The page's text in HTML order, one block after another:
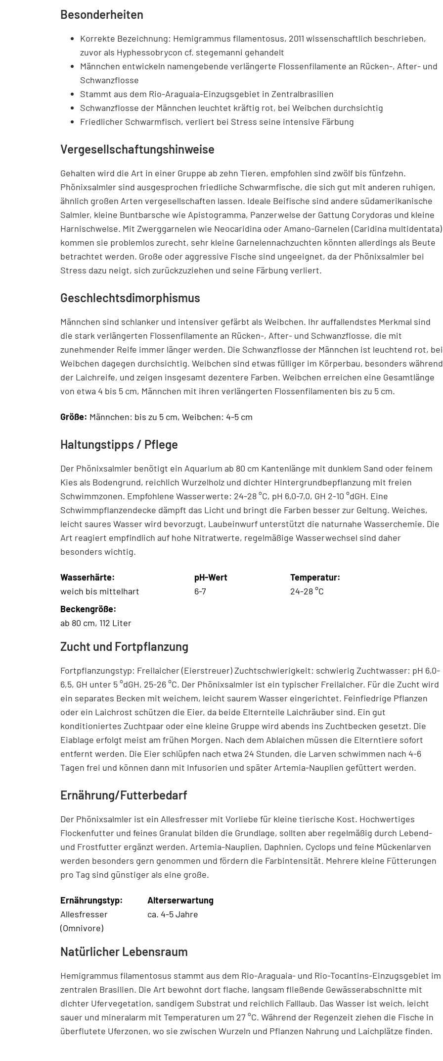
Besonderheiten
Korrekte Bezeichnung: Hemigrammus filamentosus, 2011 wissenschaftlich beschrieben,
zuvor als Hyphessobrycon cf. stegemanni gehandelt
Männchen entwickeln namengebende verlängerte Flossenfilamente an Rücken-, After- und
Schwanzflosse
Stammt aus dem Rio-Araguaia-Einzugsgebiet in Zentralbrasilien
Schwanzflosse der Männchen leuchtet kräftig rot, bei Weibchen durchsichtig
Friedlicher Schwarmfisch, verliert bei Stress seine intensive Färbung
Vergesellschaftungshinweise
Gehalten wird die Art in einer Gruppe ab zehn Tieren, empfohlen sind zwölf bis fünfzehn.
Phönixsalmler sind ausgesprochen friedliche Schwarmfische, die sich gut mit anderen ruhigen,
ähnlich großen Arten vergesellschaften lassen. Ideale Beifische sind andere südamerikanische
Salmler, kleine Buntbarsche wie Apistogramma, Panzerwelse der Gattung Corydoras und kleine
Harnischwelse. Mit Zwerggarnelen wie Neocaridina oder Amano-Garnelen (Caridina multidentata)
kommen sie problemlos zurecht, sehr kleine Garnelennachzuchten könnten allerdings als Beute
betrachtet werden. Große oder aggressive Fische sind ungeeignet, da der Phönixsalmler bei
Stress dazu neigt, sich zurückzuziehen und seine Färbung verliert.
Geschlechtsdimorphismus
Männchen sind schlanker und intensiver gefärbt als Weibchen. Ihr auffallendstes Merkmal sind
die stark verlängerten Flossenfilamente an Rücken-, After- und Schwanzflosse, die mit
zunehmender Reife immer länger werden. Die Schwanzflosse der Männchen ist leuchtend rot, bei
Weibchen dagegen durchsichtig. Weibchen sind etwas fülliger im Körperbau, besonders während
der Laichreife, und zeigen insgesamt dezentere Farben. Weibchen erreichen eine Gesamtlänge
von etwa 4 bis 5 cm, Männchen mit ihren verlängerten Flossenfilamenten bis zu 5 cm.
Größe: Männchen: bis zu 5 cm, Weibchen: 4-5 cm
Haltungstipps / Pflege
Der Phönixsalmler benötigt ein Aquarium ab 80 cm Kantenlänge mit dunklem Sand oder feinem
Kies als Bodengrund, reichlich Wurzelholz und dichter Hintergrundbepflanzung mit freien
Schwimmzonen. Empfohlene Wasserwerte: 24-28 °C, pH 6,0-7,0, GH 2-10 °dGH. Eine
Schwimmpflanzendecke dämpft das Licht und bringt die Farben besser zur Geltung. Weiches,
leicht saures Wasser wird bevorzugt, Laubeinwurf unterstützt die naturnahe Wasserchemie. Die
Art reagiert empfindlich auf hohe Nitratwerte, regelmäßige Wasserwechsel sind daher
besonders wichtig.
Wasserhärte:
weich bis mittelhart
pH-Wert
6-7
Temperatur:
24-28 °C
Beckengröße:
ab 80 cm, 112 Liter
Zucht und Fortpflanzung
Fortpflanzungstyp: Freilaicher (Eierstreuer) Zuchtschwierigkeit: schwierig Zuchtwasser: pH 6,0-
6,5, GH unter 5 °dGH, 25-26 °C. Der Phönixsalmler ist ein typischer Freilaicher. Für die Zucht wird
ein separates Becken mit weichem, leicht saurem Wasser eingerichtet. Feinfiedrige Pflanzen
oder ein Laichrost schützen die Eier, da beide Elternteile Laichräuber sind. Ein gut
konditioniertes Zuchtpaar oder eine kleine Gruppe wird abends ins Zuchtbecken gesetzt. Die
Eiablage erfolgt meist am frühen Morgen. Nach dem Ablaichen müssen die Elterntiere sofort
entfernt werden. Die Eier schlüpfen nach etwa 24 Stunden, die Larven schwimmen nach 4-6
Tagen frei und können dann mit Infusorien und später Artemia-Nauplien gefüttert werden.
Ernährung/Futterbedarf
Der Phönixsalmler ist ein Allesfresser mit Vorliebe für kleine tierische Kost. Hochwertiges
Flockenfutter und feines Granulat bilden die Grundlage, sollten aber regelmäßig durch Lebend-
und Frostfutter ergänzt werden. Artemia-Nauplien, Daphnien, Cyclops und feine Mückenlarven
werden besonders gern genommen und fördern die Farbintensität. Mehrere kleine Fütterungen
pro Tag sind günstiger als eine große.
Ernährungstyp:
Allesfresser
(Omnivore)
Alterserwartung
ca. 4-5 Jahre
Natürlicher Lebensraum
Hemigrammus filamentosus stammt aus dem Rio-Araguaia- und Rio-Tocantins-Einzugsgebiet im
zentralen Brasilien. Die Art bewohnt dort flache, langsam fließende Gewässerabschnitte mit
dichter Ufervegetation, sandigem Substrat und reichlich Falllaub. Das Wasser ist weich, leicht
sauer und mineralarm mit Temperaturen um 27 °C. Während der Regenzeit ziehen die Fische in
überflutete Uferzonen, wo sie zwischen Wurzeln und Pflanzen Nahrung und Laichplätze finden.